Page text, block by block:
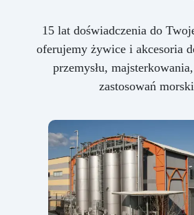
15 lat doświadczenia do
oferujemy żywice i akcesoria
przemysłu,
zastosowań